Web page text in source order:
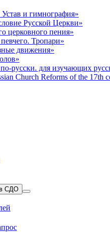
и гимнография»
Русской Церкви»
церковного пения»
Тропари»
движения»
русски. для изучающих
Church Reforms of the 17th
в СДО